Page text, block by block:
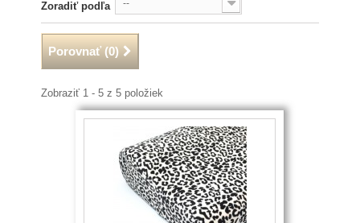
Zoradiť podľa --
Porovnať (0)
Zobraziť 1 - 5 z 5 položiek